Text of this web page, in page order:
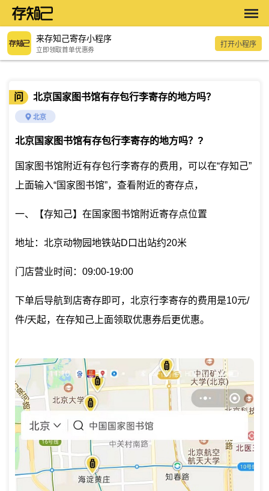
来存知己寄存小程序
立即领取首单优惠券
打开小程序
问 北京国家图书馆有存包行李寄存的地方吗？
北京
北京国家图书馆有存包行李寄存的地方吗？ ?
国家图书馆附近有存包行李寄存的费用，可以在“存知己”
上面输入“国家图书馆”，查看附近的寄存点，
一、【存知己】在国家图书馆附近寄存点位置
地址：北京动物园地铁站D口出站约20米
门店营业时间：09:00-19:00
下单后导航到店寄存即可，北京行李寄存的费用是10元/
件/天起，在存知己上面领取优惠券后更优惠。